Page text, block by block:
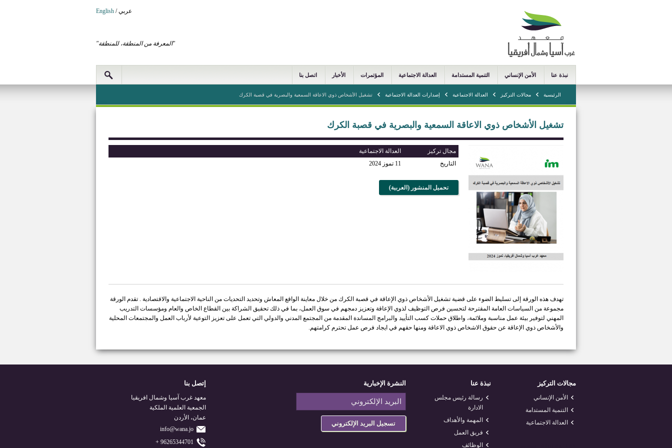
عربي/
English
"المعرفة من المنطقة، للمنطقة"
نبذة عنا الأمن الإنساني التنمية المستدامة العدالة الاجتماعية المؤتمرات الأخبار اتصل بنا
الرئيسية مجالات التركيز العدالة الاجتماعية إصدارات العدالة الاجتماعية تشغيل الأشخاص ذوي الاعاقة السمعية والبصرية في قصبة الكرك
تشغيل الأشخاص ذوي الاعاقة السمعية والبصرية في قصبة الكرك
مجال تركيز
العدالة الاجتماعية
التاريخ
11 تموز 2024
تحميل المنشور (العربية)
تهدف هذه الورقة إلى تسليط الضوء على قضية تشغيل الأشخاص ذوي الإعاقة في قصبة الكرك من خلال معاينة الواقع المعاش وتحديد التحديات من الناحية الاجتماعية والاقتصادية . تقدم الورقة
مجموعة من السياسات العامة المقترحة لتحسين فرص التوظيف لذوي الإعاقة وتعزيز دمجهم في سوق العمل، بما في ذلك تحقيق الشراكة بين القطاع الخاص والعام ومؤسسات التدريب
المهني لتوفير بيئة عمل مناسبة وملائمة، واطلاق حملات كسب التأييد والبرامج المساندة المقدمة من المجتمع المدني والدولي التي تعمل على تعزيز التوعية لأرباب العمل والمجتمعات المحلية
والأشخاص ذوي الإعاقة عن حقوق الاشخاص ذوي الاعاقة ومنها حقهم في ايجاد فرص عمل تحترم كرامتهم.
مجالات التركيز
الأمن الإنساني
التنمية المستدامة
العدالة الاجتماعية
نبذة عنا
رسالة رئيس مجلس
الادارة
المهمة والأهداف
فريق العمل
الوظائف
النشرة الإخبارية
تسجيل البريد الإلكتروني
إتصل بنا
معهد غرب آسيا وشمال افريقيا
الجمعية العلمية الملكية
عمان، الأردن
info@wana.jo
96265344701 +